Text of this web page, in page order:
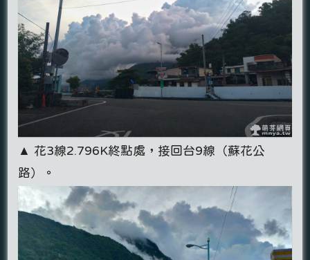
▲ 花3線2.796K終點處，接回台9線（蘇花公
路）。